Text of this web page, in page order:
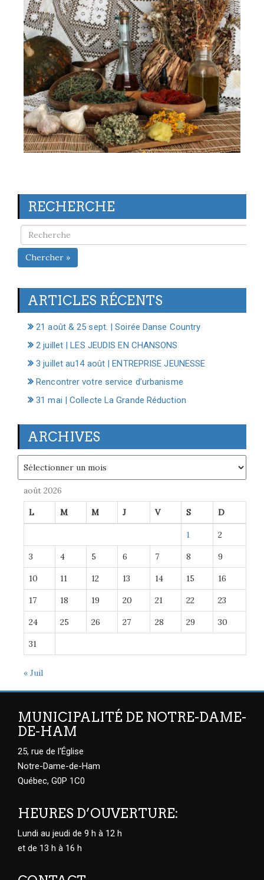
RECHERCHE
Chercher »
ARTICLES RÉCENTS
21 août & 25 sept. | Soirée Danse Country
2 juillet | LES JEUDIS EN CHANSONS
3 juillet au14 août | ENTREPRISE JEUNESSE
Rencontrer votre service d’urbanisme
31 mai | Collecte La Grande Réduction
ARCHIVES
août 2026
L M M J V S D
1 2
3 4 5 6 7 8 9
10 11 12 13 14 15 16
17 18 19 20 21 22 23
24 25 26 27 28 29 30
31
« Juil
MUNICIPALITÉ DE NOTRE-DAME-
DE-HAM
25, rue de l'Église
Notre-Dame-de-Ham
Québec, G0P 1C0
HEURES D’OUVERTURE:
Lundi au jeudi de 9 h à 12 h
et de 13 h à 16 h